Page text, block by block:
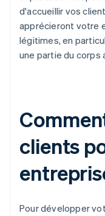
d'accueillir vos
apprécieront votre
légitimes, en
une partie du corps
clients
Pour développer